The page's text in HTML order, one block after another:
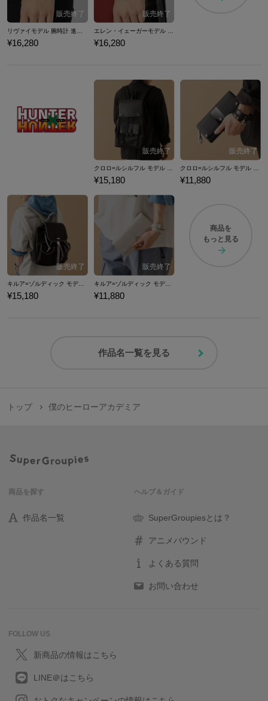
¥16,280 ¥16,280
クロロ=ルシルフル モデル リュック HUNTER×HUNTER
¥15,180
クロロ=ルシルフル モデル 長財布 HUNTER×HUNTER
¥11,880
¥15,180
キルア=ゾルディック モデル 長財布 HUNTER×HUNTER
¥11,880
商品を
もっと見る
作品名一覧を見る
トップ 僕のヒーローアカデミア
商品を探す
作品名一覧
ヘルプ＆ガイド
SuperGroupiesとは？
アニメバウンド
よくある質問
お問い合わせ
FOLLOW US
新商品の情報はこちら
LINE＠はこちら